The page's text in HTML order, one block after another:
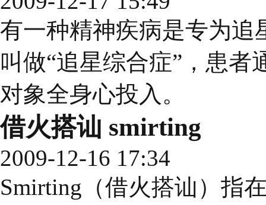
有一种精神疾病是专为追
叫做“追星综合症”，患
对象全身心投入。
借火搭讪 smirting
2009-12-16 17:34
Smirting（借火搭讪）指